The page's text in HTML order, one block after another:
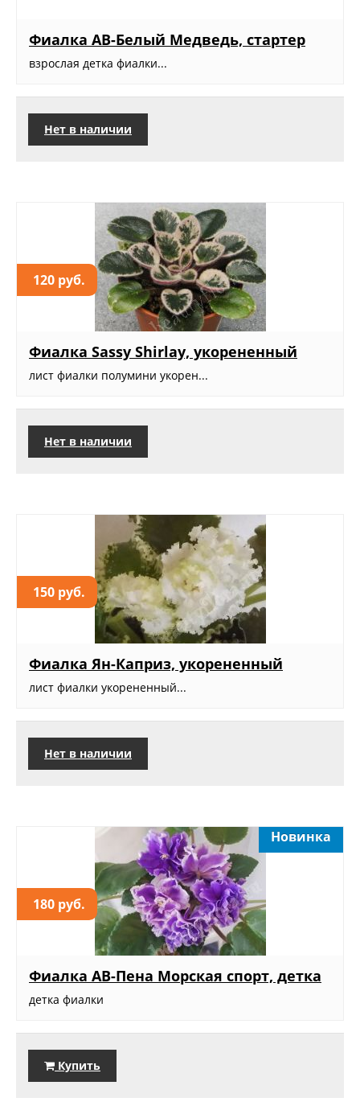
Фиалка АВ-Белый Медведь, стартер
взрослая детка фиалки...
Нет в наличии
120 руб.
Фиалка Sassy Shirlay, укорененный
лист фиалки полумини укорен...
Нет в наличии
150 руб.
Фиалка Ян-Каприз, укорененный
лист фиалки укорененный...
Нет в наличии
180 руб.
Новинка
Фиалка АВ-Пена Морская спорт, детка
детка фиалки
Купить